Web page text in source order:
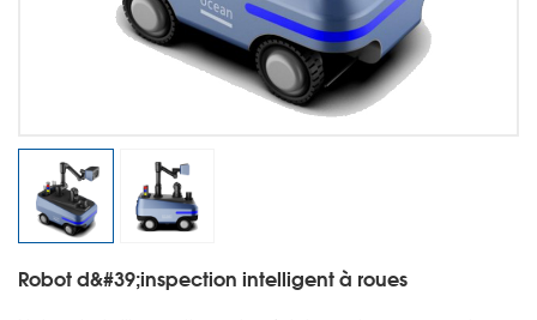
Robot d&#39;inspection intelligent à roues